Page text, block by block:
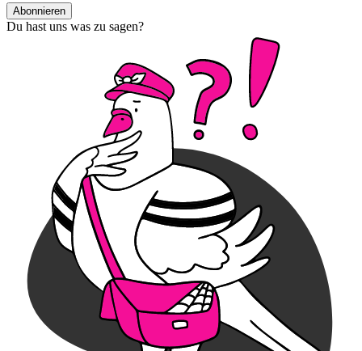
Abonnieren
Du hast uns was zu sagen?